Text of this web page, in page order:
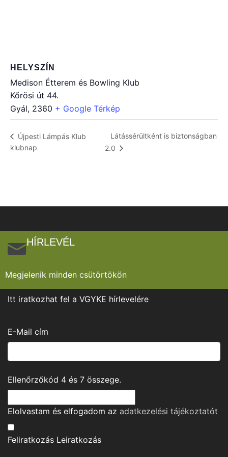
HELYSZÍN
Medison Étterem és Bowling Klub
Kőrösi út 44.
Gyál, 2360 + Google Térkép
Újpesti Lámpás Klub
klubnap
Látássérültként is biztonságban
2.0
HÍRLEVÉL
Megjelenik minden csütörtökön
Itt iratkozhat fel a VGYKE hírlevelére
E-Mail cím
Ellenőrzőkód 4 és 7 összege.
Elolvastam és elfogadom az adatkezelési tájékoztatót
Feliratkozás Leiratkozás